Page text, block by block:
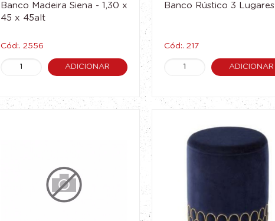
Banco Madeira Siena - 1,30 x
45 x 45alt
Cód:. 2556
ADICIONAR
Banco Rústico 3 Lugares
Cód:. 217
ADICIONAR